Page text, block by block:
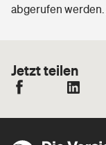
abgerufen werden.
Jetzt teilen